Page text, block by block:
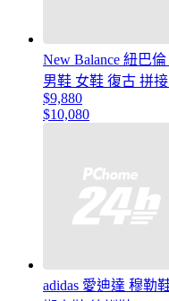
New Balance 紐巴
男鞋 女鞋 復古 拼
$9,880
$10,080
adidas 愛迪達 穆勒